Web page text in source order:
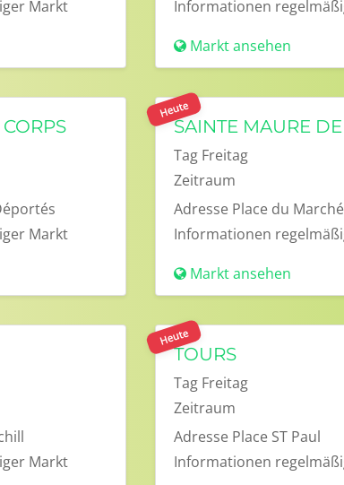
Markt
Informationen
Markt ansehen
Markt
Heute
SAINTE MAURE
Tag Freitag
Zeitraum
Adresse Place du Marché
Informationen
Markt ansehen
Markt
Heute
TOURS
Tag Freitag
Zeitraum
Adresse Place ST Paul
Informationen